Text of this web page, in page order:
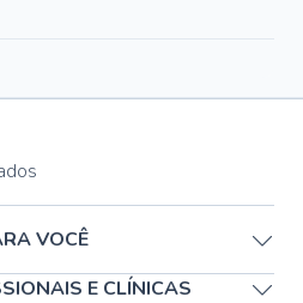
VOCÊ
E CLÍNICAS